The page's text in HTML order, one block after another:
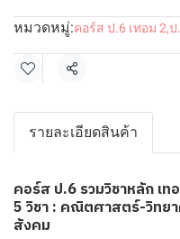
หมวดหมู่:คอร์ส ป.6 เทอม 2,ป
แชร์
รายละเอียดสินค้า
คอร์ส ป.6 รวมวิชาหลัก เ
5 วิชา : คณิตศาสตร์-วิทย
สังคม